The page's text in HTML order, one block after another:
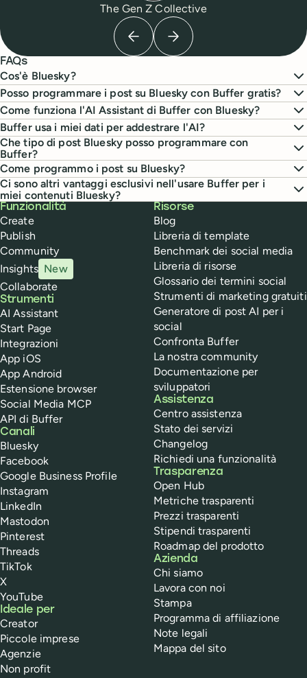
The Gen Z Collective
Previous testimonial
Next testimonial
FAQs
Cos'è Bluesky?
Posso programmare i post su Bluesky con Buffer gratis?
Come funziona l'AI Assistant di Buffer con Bluesky?
Buffer usa i miei dati per addestrare l'AI?
Che tipo di post Bluesky posso programmare con
Buffer?
Come programmo i post su Bluesky?
Ci sono altri vantaggi esclusivi nell'usare Buffer per i
miei contenuti Bluesky?
Buffer
Funzionalità
Create
Publish
Community
Insights New
Collaborate
Strumenti
AI Assistant
Start Page
Integrazioni
App iOS
App Android
Estensione browser
Social Media MCP
API di Buffer
Canali
Bluesky
Facebook
Google Business Profile
Instagram
LinkedIn
Mastodon
Pinterest
Threads
TikTok
X
YouTube
Ideale per
Creator
Piccole imprese
Agenzie
Non profit
Risorse
Blog
Libreria di template
Benchmark dei social media
Libreria di risorse
Glossario dei termini social
Strumenti di marketing gratuiti
Generatore di post AI per i
social
Confronta Buffer
La nostra community
Documentazione per
sviluppatori
Assistenza
Centro assistenza
Stato dei servizi
Changelog
Richiedi una funzionalità
Trasparenza
Open Hub
Metriche trasparenti
Prezzi trasparenti
Stipendi trasparenti
Roadmap del prodotto
Azienda
Chi siamo
Lavora con noi
Stampa
Programma di affiliazione
Note legali
Mappa del sito